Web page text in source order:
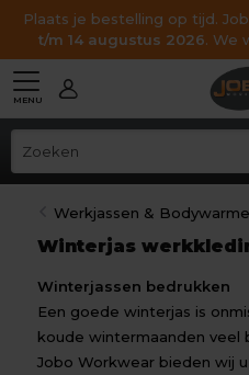
Plaats je bestelling op tijd.
t/m 14 augustus 2026. We
MENU
Werkjassen &
Winterjas
Winterjassen bedrukken
Een goede winterjas is
koude wintermaanden veel
Jobo Workwear bieden wij